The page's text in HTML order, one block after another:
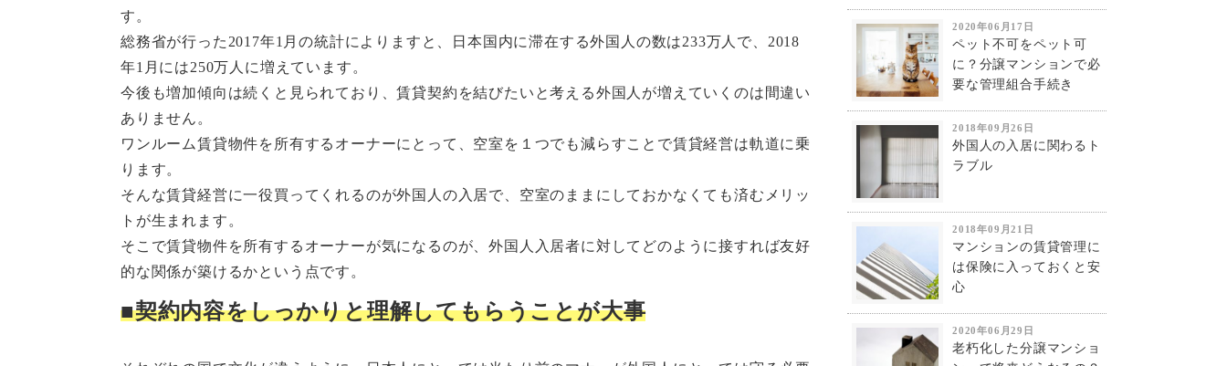
す。
総務省が行った2017年1月の統計によりますと、日本国内に滞在する外国人の数は233万人で、2018
年1月には250万人に増えています。
今後も増加傾向は続くと見られており、賃貸契約を結びたいと考える外国人が増えていくのは間違い
ありません。
ワンルーム賃貸物件を所有するオーナーにとって、空室を１つでも減らすことで賃貸経営は軌道に乗
ります。
そんな賃貸経営に一役買ってくれるのが外国人の入居で、空室のままにしておかなくても済むメリッ
トが生まれます。
そこで賃貸物件を所有するオーナーが気になるのが、外国人入居者に対してどのように接すれば友好
的な関係が築けるかという点です。
■契約内容をしっかりと理解してもらうことが大事
2020年06月17日
ペット不可をペット可
に？分譲マンションで必
要な管理組合手続き
2018年09月26日
外国人の入居に関わるト
ラブル
2018年09月21日
マンションの賃貸管理に
は保険に入っておくと安
心
2020年06月29日
老朽化した分譲マンショ